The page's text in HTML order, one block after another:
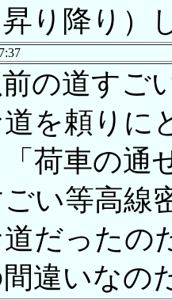
り降り）
の道すご
を頼りに
「荷車の通
ごい等高線
道だったの
違いなの